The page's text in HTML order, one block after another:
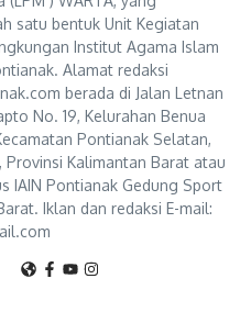
satu bentuk Unit Kegiatan
Institut Agama Islam
Alamat redaksi
berada di Jalan Letnan
No. 19, Kelurahan Benua
Pontianak Selatan,
Provinsi Kalimantan Barat atau
IAIN Pontianak Gedung Sport
Iklan dan redaksi E-mail: